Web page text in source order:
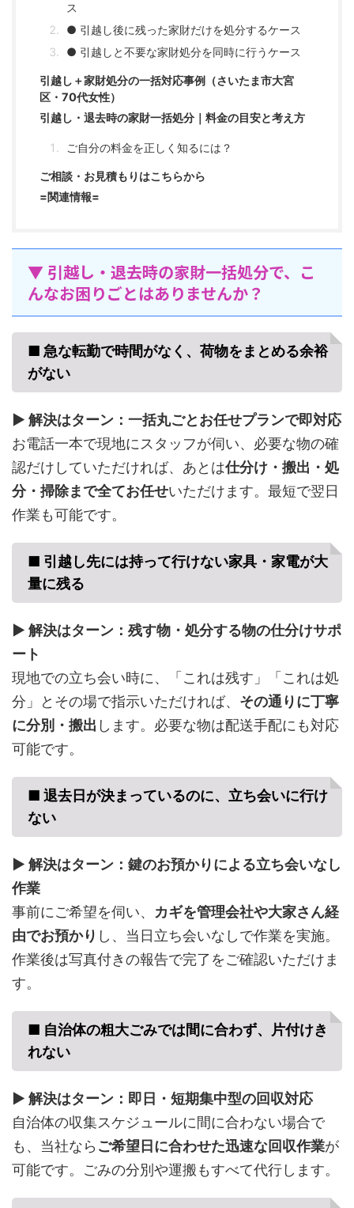
ス
● 引越し後に残った家財だけを処分するケース
● 引越しと不要な家財処分を同時に行うケース
引越し＋家財処分の一括対応事例（さいたま市大宮
区・70代女性）
引越し・退去時の家財一括処分｜料金の目安と考え方
ご自分の料金を正しく知るには？
ご相談・お見積もりはこちらから
=関連情報=
▼ 引越し・退去時の家財一括処分で、こ
んなお困りごとはありませんか？
■ 急な転勤で時間がなく、荷物をまとめる余裕
がない
▶ 解決はターン：一括丸ごとお任せプランで即対応
お電話一本で現地にスタッフが伺い、必要な物の確
認だけしていただければ、あとは仕分け・搬出・処
分・掃除まで全てお任せいただけます。最短で翌日
作業も可能です。
■ 引越し先には持って行けない家具・家電が大
量に残る
▶ 解決はターン：残す物・処分する物の仕分けサポ
ート
現地での立ち会い時に、「これは残す」「これは処
分」とその場で指示いただければ、 その通りに丁寧
に分別・搬出 します。必要な物は配送手配にも対応
可能です。
■ 退去日が決まっているのに、立ち会いに行け
ない
▶ 解決はターン：鍵のお預かりによる立ち会いなし
作業
事前にご希望を伺い、 カギを管理会社や大家さん経
由でお預かり し、当日立ち会いなしで作業を実施。
作業後は写真付きの報告で完了をご確認いただけま
す。
■ 自治体の粗大ごみでは間に合わず、片付けき
れない
▶ 解決はターン：即日・短期集中型の回収対応
自治体の収集スケジュールに間に合わない場合で
も、当社なら ご希望日に合わせた迅速な回収作業が
可能です。ごみの分別や運搬もすべて代行します。